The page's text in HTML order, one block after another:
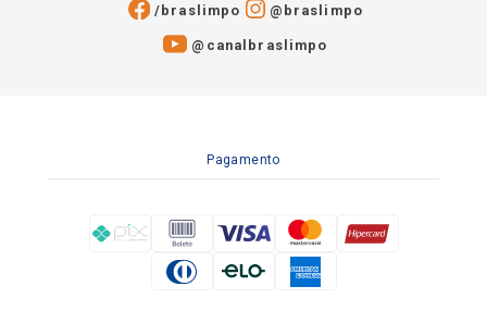
/braslimpo @braslimpo
@canalbraslimpo​
Pagamento